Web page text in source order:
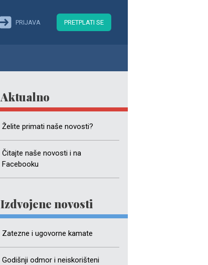
PRIJAVA PRETPLATI SE
Aktualno
Želite primati naše novosti?
Čitajte naše novosti i na
Facebooku
Izdvojene novosti
Zatezne i ugovorne kamate
Godišnji odmor i neiskorišteni